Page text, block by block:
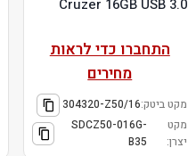
Cruzer 16GB USB 3.0
התחברו כדי לראות
מחירים
מקט ביטק:304320-Z50/16
מקט
יצרן:
SDCZ50-016G-
B35